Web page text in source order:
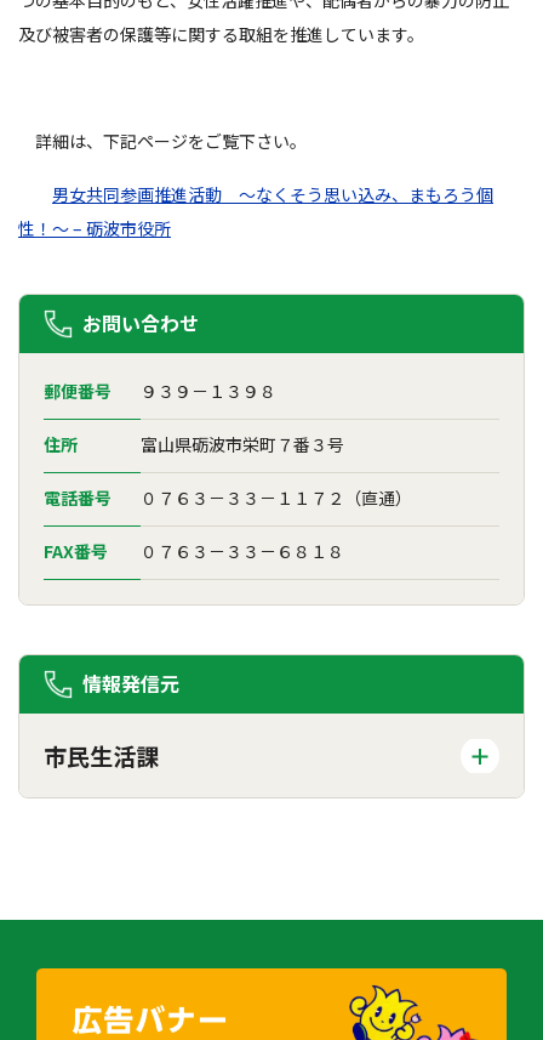
及び被害者の保護等に関する取組を推進しています。
詳細は、下記ページをご覧下さい。
男女共同参画推進活動 ～なくそう思い込み、まもろう個
性！～ – 砺波市役所
お問い合わせ
郵便番号 ９３９－１３９８
住所 富山県砺波市栄町７番３号
電話番号 ０７６３－３３－１１７２（直通）
FAX番号 ０７６３－３３－６８１８
情報発信元
市民生活課